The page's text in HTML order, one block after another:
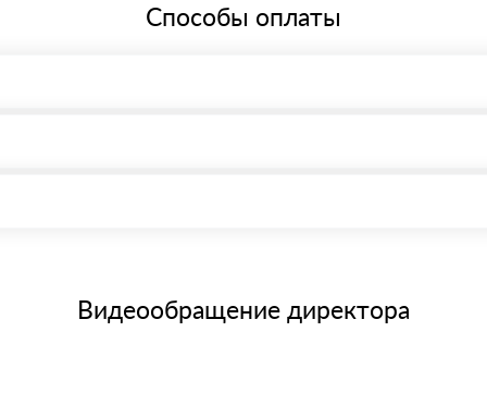
Способы оплаты
банковским картам
Видеообращение директора